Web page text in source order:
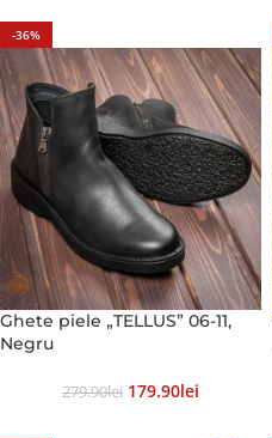
-36%
Ghete piele „TELLUS” 06-11,
Negru
279.90Lei 179.90Lei